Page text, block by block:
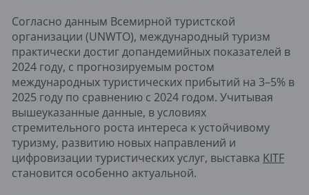
Согласно данным Всемирной туристской
организации (UNWTO), международный туризм
практически достиг допандемийных показателей в
2024 году, с прогнозируемым ростом
международных туристических прибытий на 3–5% в
2025 году по сравнению с 2024 годом. Учитывая
вышеуказанные данные, в условиях
стремительного роста интереса к устойчивому
туризму, развитию новых направлений и
цифровизации туристических услуг, выставка KITF
становится особенно актуальной.